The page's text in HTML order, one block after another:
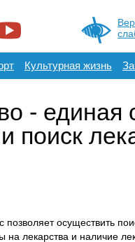
Культурная жизнь
- единая
поиск
позволяет осуществить
на лекарства и наличие